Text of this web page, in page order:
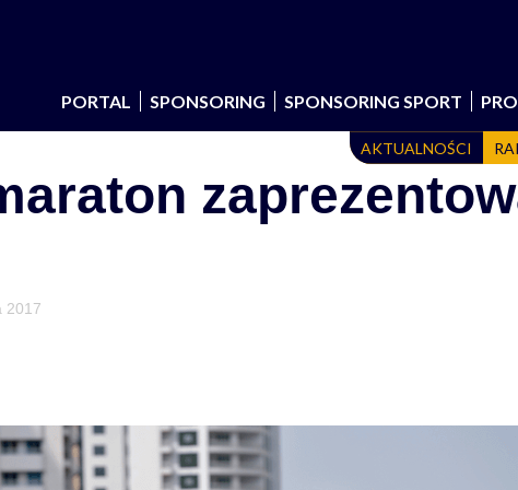
PORTAL
SPONSORING SPONSORING SPORT
AKTUALNOŚCI
2017